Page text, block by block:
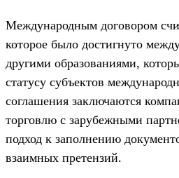
Международным договором
которое было достигнуто
другими образованиями,
статусу субъектов
соглашения заключаются
торговлю с зарубежными
подход к заполнению
взаимных претензий.